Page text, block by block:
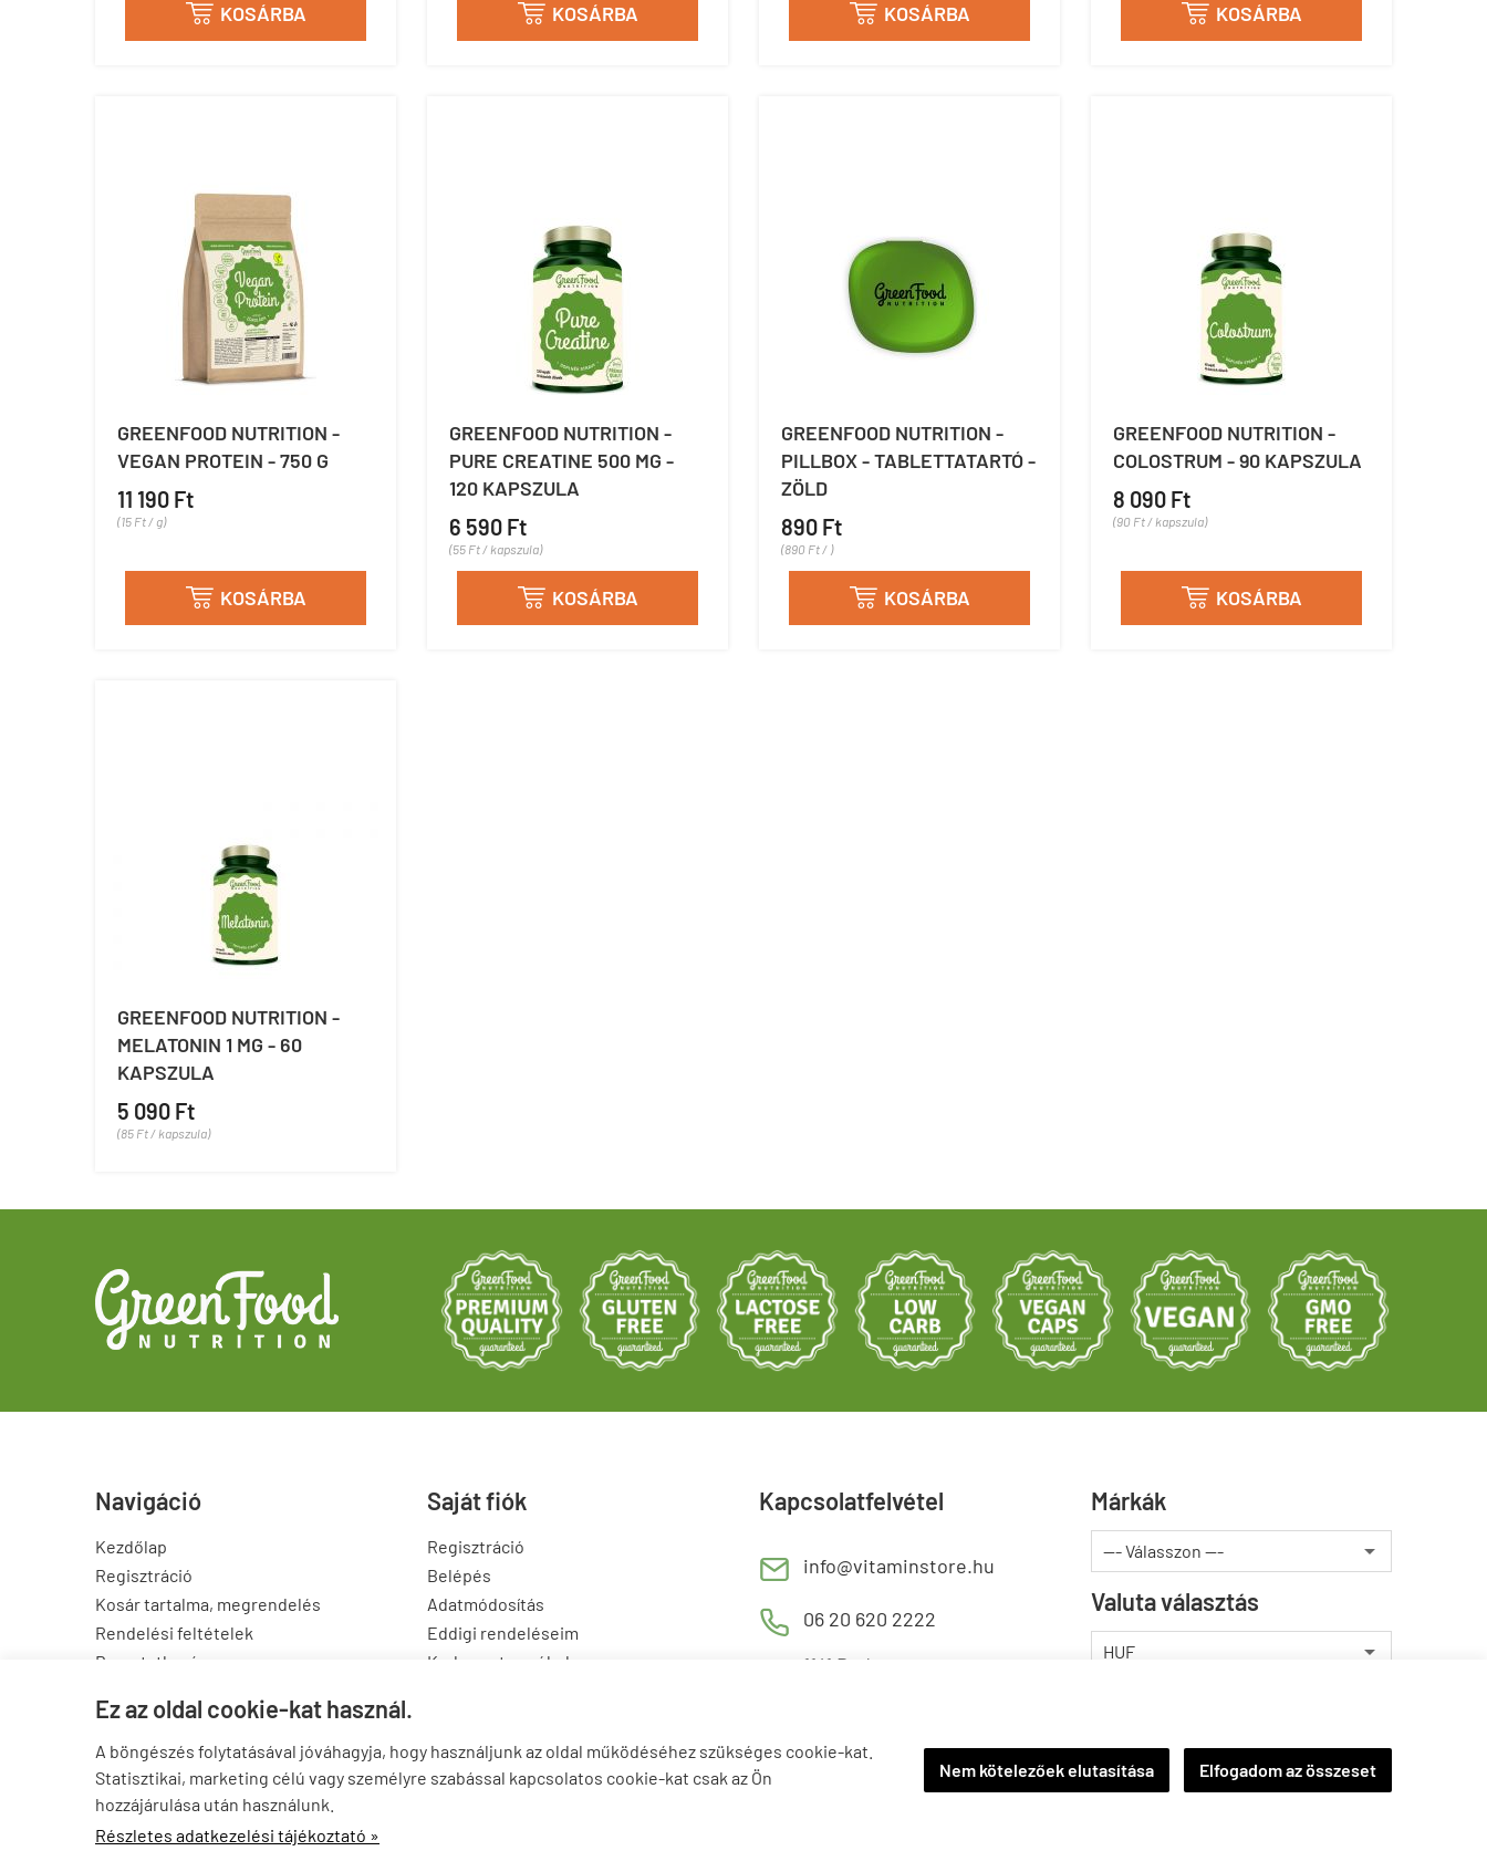
Ez az oldal cookie-kat használ.
A böngészés folytatásával jóváhagyja, hogy használjunk az oldal működéséhez szükséges cookie-kat.
Statisztikai, marketing célú vagy személyre szabással kapcsolatos cookie-kat csak az Ön
hozzájárulása után használunk.
Részletes adatkezelési tájékoztató »
Nem kötelezőek elutasítása Elfogadom az összeset
 KOSÁRBA  KOSÁRBA  KOSÁRBA  KOSÁRBA
GREENFOOD NUTRITION -
VEGAN PROTEIN - 750 G
11 190 Ft
(15 Ft / g)
 KOSÁRBA
GREENFOOD NUTRITION -
PURE CREATINE 500 MG -
120 KAPSZULA
6 590 Ft
(55 Ft / kapszula)
 KOSÁRBA
GREENFOOD NUTRITION -
PILLBOX - TABLETTATARTÓ -
ZÖLD
890 Ft
(890 Ft / )
 KOSÁRBA
GREENFOOD NUTRITION -
COLOSTRUM - 90 KAPSZULA
8 090 Ft
(90 Ft / kapszula)
 KOSÁRBA
GREENFOOD NUTRITION -
MELATONIN 1 MG - 60
KAPSZULA
5 090 Ft
(85 Ft / kapszula)
Navigáció
Kezdőlap
Regisztráció
Kosár tartalma, megrendelés
Rendelési feltételek
Bemutatkozás
Oldaltérkép
Saját fiók
Regisztráció
Belépés
Adatmódosítás
Eddigi rendeléseim
Kedvenc termékek
Kapcsolatfelvétel
E info@vitaminstore.hu
M 06 20 620 2222
1141 Budapest,
Márkák
Valuta választás